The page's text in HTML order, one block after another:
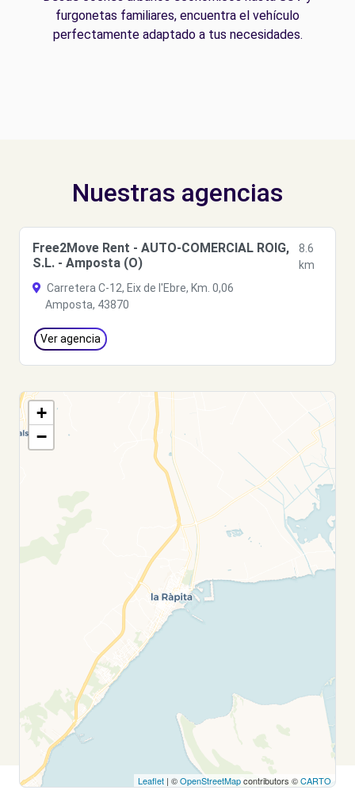
furgonetas familiares, encuentra el vehículo
perfectamente adaptado a tus necesidades.
Nuestras agencias
Free2Move Rent - AUTO-COMERCIAL ROIG,
S.L. - Amposta (O)
8.6
km
Carretera C-12, Eix de l'Ebre, Km. 0,06
Amposta, 43870
Ver agencia
+
−
Leaflet | ©OpenStreetMapcontributors ©CARTO